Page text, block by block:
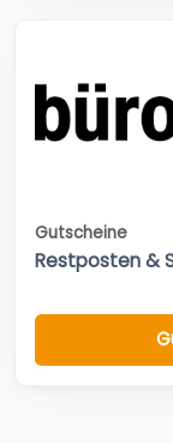
Gutscheine
Restposten &